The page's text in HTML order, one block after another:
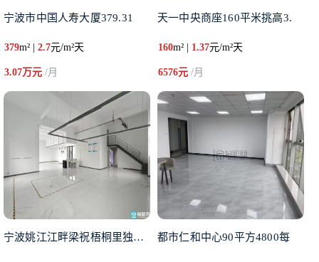
宁波市中国人寿大厦379.31
379m² | 2.7元/m²天
3.07万元 /月
天一中央商座160平米挑高3.
160m² | 1.37元/m²天
6576元/月
宁波姚江江畔梁祝梧桐里独栋独院 都市仁和中心90平方4800每